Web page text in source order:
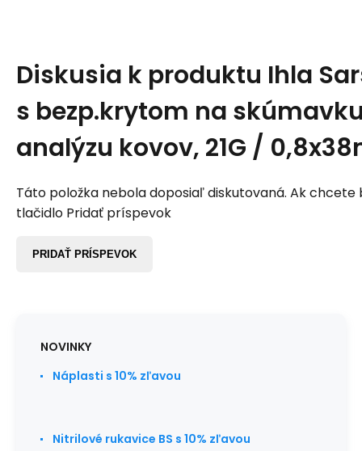
Diskusia k produktu Ihla
s bezp.krytom na
analýzu kovov, 21G /
Táto položka nebola doposiaľ diskutovaná. Ak chcete
tlačidlo Pridať príspevok
PRIDAŤ PRÍSPEVOK
NOVINKY
Náplasti s 10% zľavou
Nitrilové rukavice BS s 10% zľavou